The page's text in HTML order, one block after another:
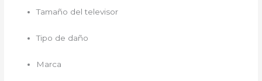
Tamaño del televisor
Tipo de daño
Marca